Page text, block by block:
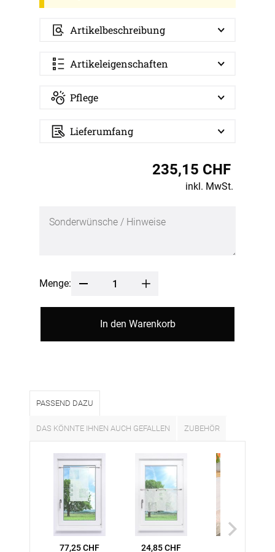
Artikelbeschreibung
Artikeleigenschaften
Pflege
Lieferumfang
235,15 CHF
inkl. MwSt.
Menge:
In den Warenkorb
PASSEND DAZU
DAS KÖNNTE IHNEN AUCH GEFALLEN ZUBEHÖR
77,25 CHF 24,85 CHF